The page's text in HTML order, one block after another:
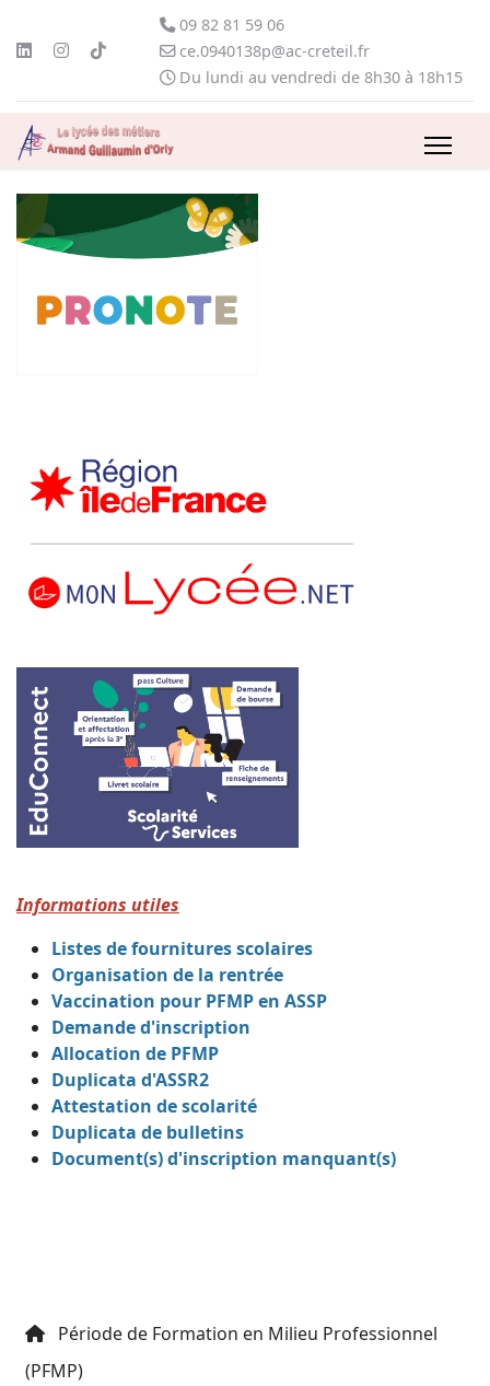
09 82 81 59 06
ce.0940138p@ac-creteil.fr
Du lundi au vendredi de 8h30 à 18h15
Informations utiles
Listes de fournitures scolaires
Organisation de la rentrée
Vaccination pour PFMP en ASSP
Demande d'inscription
Allocation de PFMP
Duplicata d'ASSR2
Attestation de scolarité
Duplicata de bulletins
Document(s) d'inscription manquant(s)
Période de Formation en Milieu Professionnel
(PFMP)